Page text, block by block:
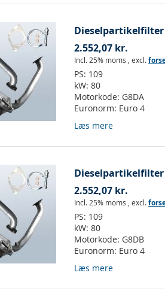
Dieselpartikelfilter
2.552,07 kr.
Incl. 25% moms ,excl.
PS: 109
kW:80
Motorkode: G8DA
Euronorm: Euro 4
Læs mere
Dieselpartikelfilter
2.552,07 kr.
Incl. 25% moms ,excl.
PS: 109
kW:80
Motorkode: G8DB
Euronorm: Euro 4
Læs mere